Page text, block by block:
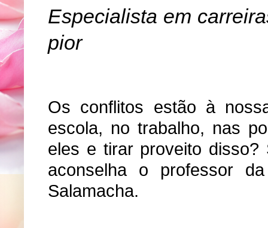
Especialista em
pior
Os conflitos estão à
escola, no trabalho, nas
eles e tirar proveito disso?
aconselha o professor
Salamacha.